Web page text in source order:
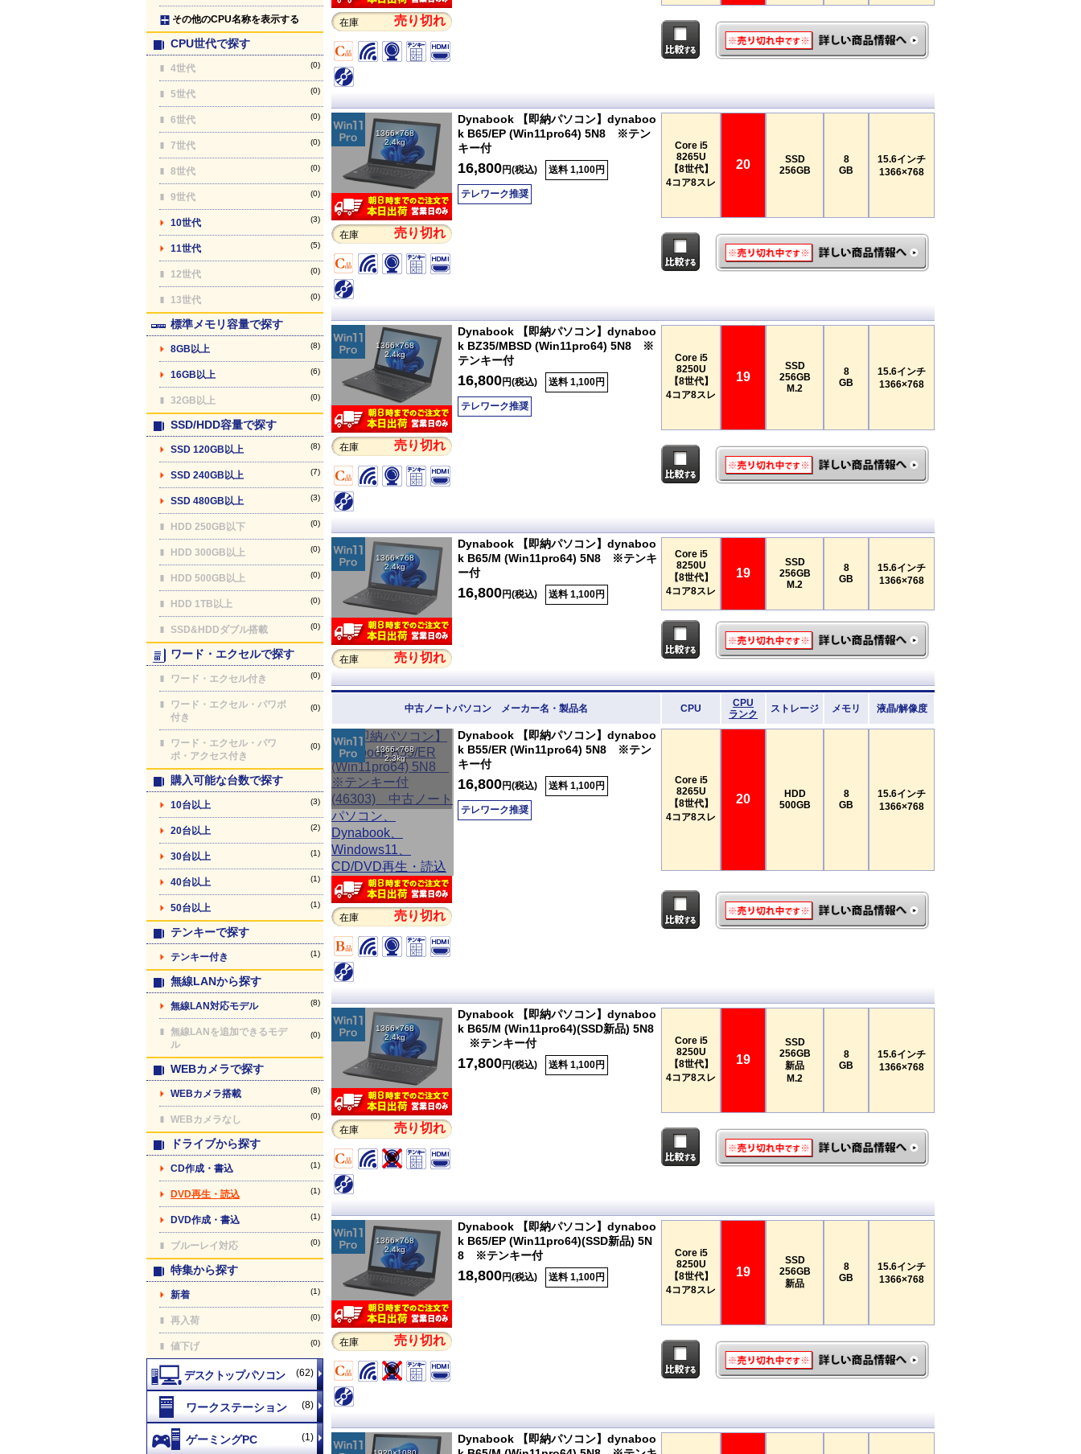
その他のCPU名称を表示する
CPU世代で探す
4世代 (0)
5世代 (0)
6世代 (0)
7世代 (0)
8世代 (0)
9世代 (0)
10世代 (3)
11世代 (5)
12世代 (0)
13世代 (0)
標準メモリ容量で探す
8GB以上 (8)
16GB以上 (6)
32GB以上 (0)
SSD/HDD容量で探す
SSD 120GB以上 (8)
SSD 240GB以上 (7)
SSD 480GB以上 (3)
HDD 250GB以下 (0)
HDD 300GB以上 (0)
HDD 500GB以上 (0)
HDD 1TB以上 (0)
SSD&HDDダブル搭載 (0)
ワード・エクセルで探す
ワード・エクセル付き (0)
ワード・エクセル・パワポ
付き
(0)
ワード・エクセル・パワ
ポ・アクセス付き
(0)
購入可能な台数で探す
10台以上 (3)
20台以上 (2)
30台以上 (1)
40台以上 (1)
50台以上 (1)
テンキーで探す
テンキー付き (1)
無線LANから探す
無線LAN対応モデル (8)
無線LANを追加できるモデ
ル
(0)
WEBカメラで探す
WEBカメラ搭載 (8)
WEBカメラなし (0)
ドライブから探す
CD作成・書込 (1)
DVD再生・読込 (1)
DVD作成・書込 (1)
ブルーレイ対応 (0)
特集から探す
新着 (1)
再入荷 (0)
値下げ (0)
(62)
(8)
(1)
在庫 売り切れ
1366×768
2.4kg
在庫 売り切れ
Dynabook 【即納パソコン】dynaboo
k B65/EP (Win11pro64) 5N8 ※テン
キー付
16,800円(税込) 送料 1,100円
テレワーク推奨
Core i5
8265U
【8世代】
4コア8スレ
20
SSD
256GB
8
GB
15.6インチ
1366×768
1366×768
2.4kg
在庫 売り切れ
Dynabook 【即納パソコン】dynaboo
k BZ35/MBSD (Win11pro64) 5N8 ※
テンキー付
16,800円(税込) 送料 1,100円
テレワーク推奨
Core i5
8250U
【8世代】
4コア8スレ
19
SSD
256GB
M.2
8
GB
15.6インチ
1366×768
1366×768
2.4kg
在庫 売り切れ
Dynabook 【即納パソコン】dynaboo
k B65/M (Win11pro64) 5N8 ※テンキ
ー付
16,800円(税込) 送料 1,100円
Core i5
8250U
【8世代】
4コア8スレ
19
SSD
256GB
M.2
8
GB
15.6インチ
1366×768
中古ノートパソコン メーカー名・製品名 CPU
CPU
ランク
ストレージ メモリ 液晶/解像度
1366×768
2.3kg
在庫 売り切れ
Dynabook 【即納パソコン】dynaboo
k B55/ER (Win11pro64) 5N8 ※テン
キー付
16,800円(税込) 送料 1,100円
テレワーク推奨
Core i5
8265U
【8世代】
4コア8スレ
20
HDD
500GB
8
GB
15.6インチ
1366×768
1366×768
2.4kg
在庫 売り切れ
Dynabook 【即納パソコン】dynaboo
k B65/M (Win11pro64)(SSD新品) 5N8
※テンキー付
17,800円(税込) 送料 1,100円
Core i5
8250U
【8世代】
4コア8スレ
19
SSD
256GB
新品
M.2
8
GB
15.6インチ
1366×768
1366×768
2.4kg
在庫 売り切れ
Dynabook 【即納パソコン】dynaboo
k B65/EP (Win11pro64)(SSD新品) 5N
8 ※テンキー付
18,800円(税込) 送料 1,100円
Core i5
8250U
【8世代】
4コア8スレ
19
SSD
256GB
新品
8
GB
15.6インチ
1366×768
Dynabook 【即納パソコン】dynaboo